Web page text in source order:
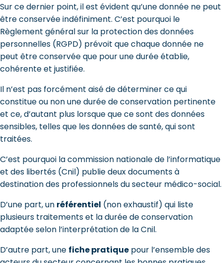
Sur ce dernier point, il est évident qu’une donnée ne peut
être conservée indéfiniment. C’est pourquoi le
Règlement général sur la protection des données
personnelles (RGPD) prévoit que chaque donnée ne
peut être conservée que pour une durée établie,
cohérente et justifiée.
Il n’est pas forcément aisé de déterminer ce qui
constitue ou non une durée de conservation pertinente
et ce, d’autant plus lorsque que ce sont des données
sensibles, telles que les données de santé, qui sont
traitées.
C’est pourquoi la commission nationale de l’informatique
et des libertés (Cnil) publie deux documents à
destination des professionnels du secteur médico-social.
D’une part, un référentiel (non exhaustif) qui liste
plusieurs traitements et la durée de conservation
adaptée selon l’interprétation de la Cnil.
D’autre part, une fiche pratique pour l’ensemble des